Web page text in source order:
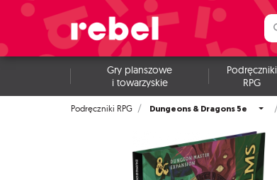
Gry planszowe
i towarzyskie
Podręczniki
RPG
Podręczniki RPG Dungeons & Dragons 5e